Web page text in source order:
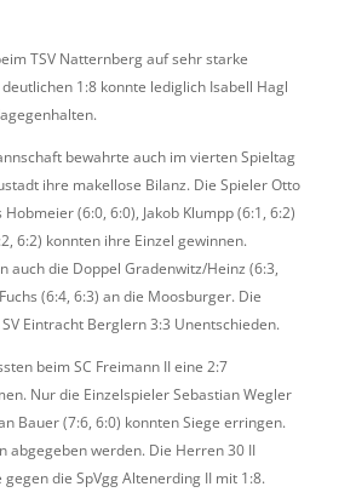
TSV Natternberg auf sehr starke
1:8 konnte lediglich Isabell Hagl
bewahrte auch im vierten Spieltag
ihre makellose Bilanz. Die Spieler Otto
Hobmeier (6:0, 6:0), Jakob Klumpp (6:1, 6:2)
6:2) konnten ihre Einzel gewinnen.
auch die Doppel Gradenwitz/Heinz (6:3,
(6:4, 6:3) an die Moosburger. Die
Eintracht Berglern 3:3 Unentschieden.
beim SC Freimann II eine 2:7
Nur die Einzelspieler Sebastian Wegler
Bauer (7:6, 6:0) konnten Siege erringen.
abgegeben werden. Die Herren 30 II
die SpVgg Altenerding II mit 1:8.